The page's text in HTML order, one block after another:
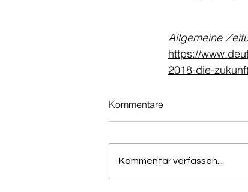
Allgemeine
https://
2018-die-
Kommentare
Kommentar verfassen...